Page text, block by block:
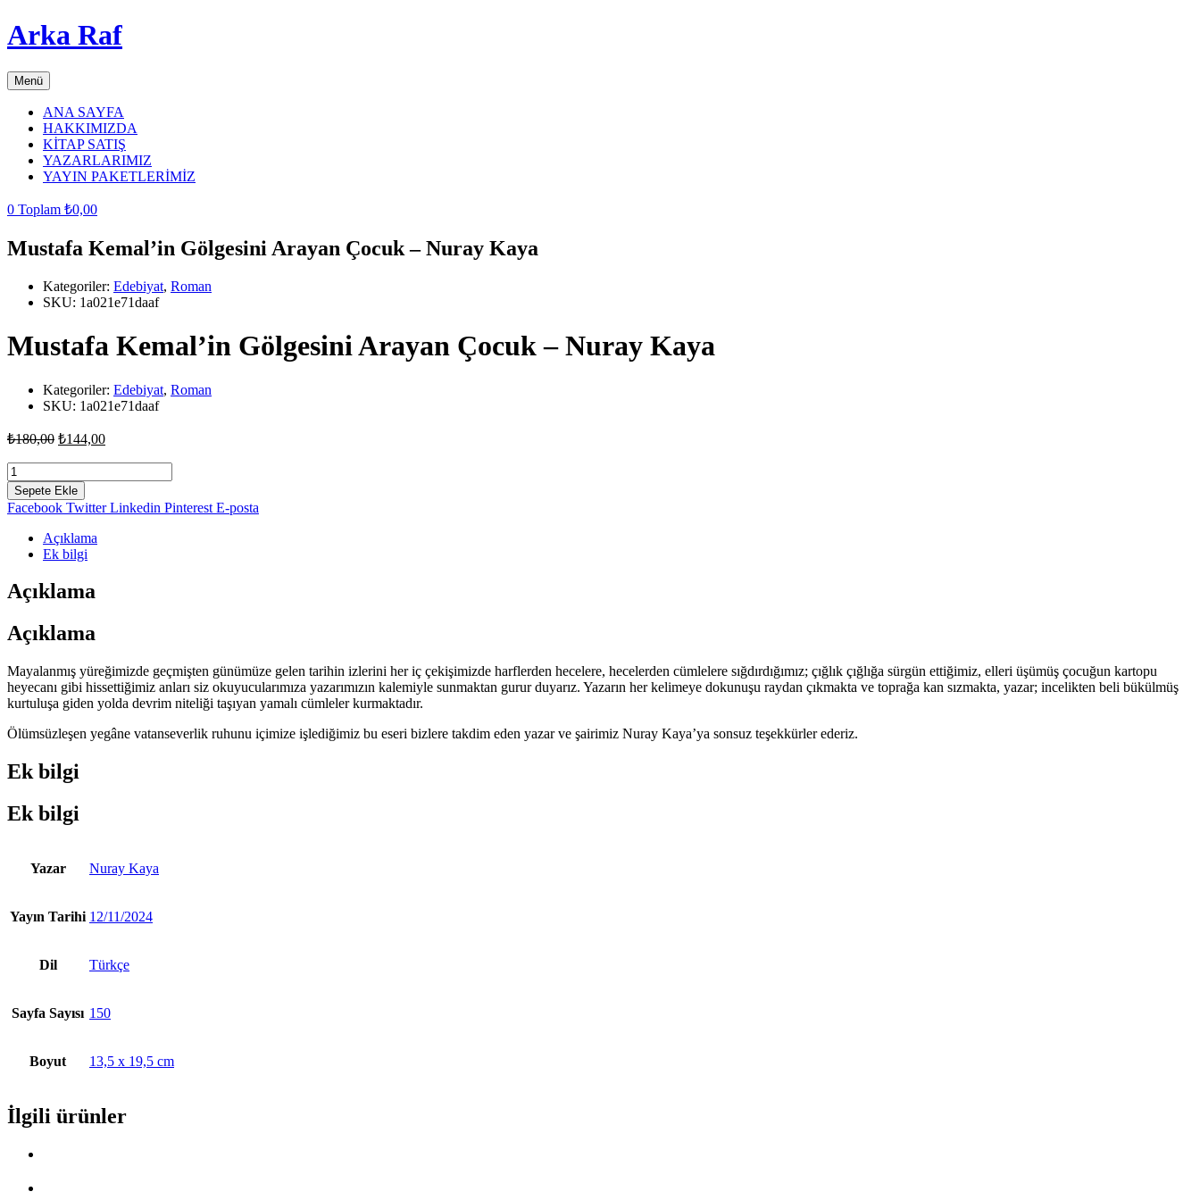
Arka Raf
Menü
ANA SAYFA
HAKKIMIZDA
KİTAP SATIŞ
YAZARLARIMIZ
YAYIN PAKETLERİMİZ
0 Toplam ₺0,00
Mustafa Kemal’in Gölgesini Arayan Çocuk – Nuray Kaya
Kategoriler: Edebiyat, Roman
SKU: 1a021e71daaf
Mustafa Kemal’in Gölgesini Arayan Çocuk – Nuray Kaya
Kategoriler: Edebiyat, Roman
SKU: 1a021e71daaf
₺180,00 Orijinal
₺144,00Şu
fiyat:
₺144,00.
Mustafa
Kemal'in
Gölgesini
Arayan
Çocuk
Kaya
adet
Sepete Ekle
Facebook Twitter Linkedin Pinterest E-posta
Açıklama
Ek bilgi
Açıklama
Açıklama
Mayalanmış yüreğimizde geçmişten günümüze gelen tarihin izlerini her iç çekişimizde harflerden hecelere, hecelerden cümlelere sığdırdığımız; çığlık çığlığa sürgün ettiğimiz, elleri üşümüş çocuğun kartopu
heyecanı gibi hissettiğimiz anları siz okuyucularımıza yazarımızın kalemiyle sunmaktan gurur duyarız. Yazarın her kelimeye dokunuşu raydan çıkmakta ve toprağa kan sızmakta, yazar; incelikten beli bükülmüş
kurtuluşa giden yolda devrim niteliği taşıyan yamalı cümleler kurmaktadır.
Ölümsüzleşen yegâne vatanseverlik ruhunu içimize işlediğimiz bu eseri bizlere takdim eden yazar ve şairimiz Nuray Kaya’ya sonsuz teşekkürler ederiz.
Ek bilgi
Ek bilgi
Yazar Nuray Kaya
Yayın Tarihi 12/11/2024
Dil Türkçe
Sayfa Sayısı 150
Boyut 13,5 x 19,5 cm
İlgili ürünler